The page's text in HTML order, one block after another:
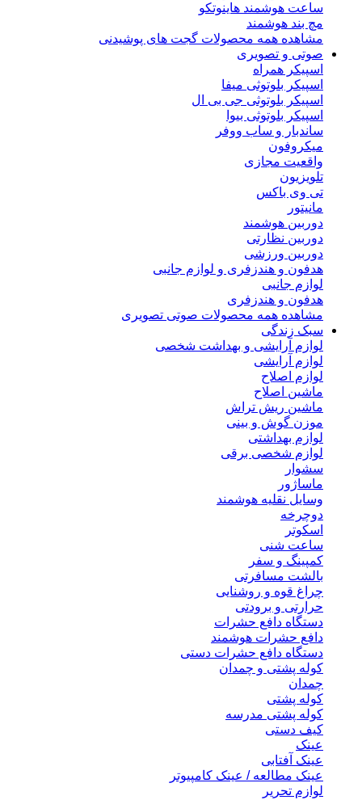
ساعت هوشمند هاینوتکو
مچ بند هوشمند
مشاهده همه محصولات گجت های پوشیدنی
صوتی و تصویری
اسپیکر همراه
اسپیکر بلوتوثی میفا
اسپیکر بلوتوثی جی بی ال
اسپیکر بلوتوثی بیوا
ساندبار و ساب ووفر
میکروفون
واقعیت مجازی
تلویزیون
تی وی باکس
مانیتور
دوربین هوشمند
دوربین نظارتی
دوربین ورزشی
هدفون و هندزفری و لوازم جانبی
لوازم جانبی
هدفون و هندزفری
مشاهده همه محصولات صوتی تصویری
سبک زندگی
لوازم آرایشی و بهداشت شخصی
لوازم آرایشی
لوازم اصلاح
ماشین اصلاح
ماشین ریش تراش
موزن گوش و بینی
لوازم بهداشتی
لوازم شخصی برقی
سشوار
ماساژور
وسایل نقلیه هوشمند
دوچرخه
اسکوتر
ساعت شنی
کمپینگ و سفر
بالشت مسافرتی
چراغ قوه و روشنایی
حرارتی و برودتی
دستگاه دافع حشرات
دافع حشرات هوشمند
دستگاه دافع حشرات دستی
کوله پشتی و چمدان
چمدان
کوله پشتی
کوله پشتی مدرسه
کیف دستی
عینک
عینک آفتابی
عینک مطالعه / عینک کامپیوتر
لوازم تحریر